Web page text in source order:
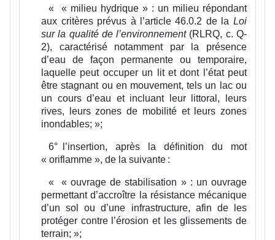
« « milieu hydrique » : un milieu répondant
aux critères prévus à l’article 46.0.2 de la Loi
sur la qualité de l’environnement(RLRQ, c. Q-
2), caractérisé notamment par la présence
d’eau de façon permanente ou temporaire,
laquelle peut occuper un lit et dont l’état peut
être stagnant ou en mouvement, tels un lac ou
un cours d’eau et incluant leur littoral, leurs
rives, leurs zones de mobilité et leurs zones
inondables; »;
6°
l’insertion, après la définition du mot
« oriflamme », de la suivante :
« « ouvrage de stabilisation » : un ouvrage
permettant d’accroître la résistance mécanique
d’un sol ou d’une infrastructure, afin de les
protéger contre l’érosion et les glissements de
terrain; »;